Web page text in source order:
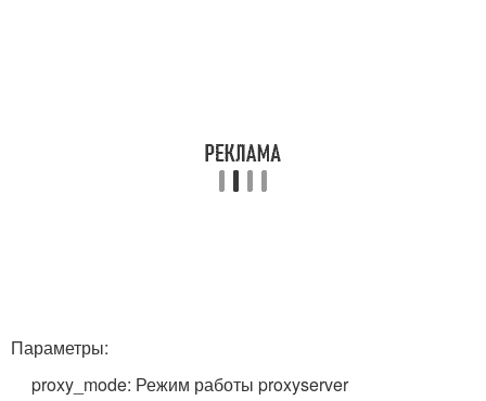
Параметры:
proxy_mode: Режим работы proxyserver